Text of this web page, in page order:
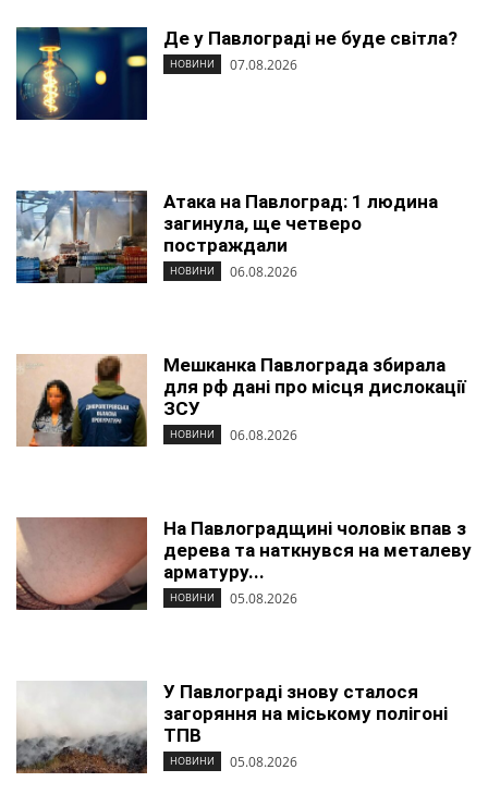
Де у Павлограді не буде світла?
НОВИНИ 07.08.2026
Атака на Павлоград: 1 людина
загинула, ще четверо
постраждали
НОВИНИ 06.08.2026
Мешканка Павлограда збирала
для рф дані про місця дислокації
ЗСУ
НОВИНИ 06.08.2026
На Павлоградщині чоловік впав з
дерева та наткнувся на металеву
арматуру...
НОВИНИ 05.08.2026
У Павлограді знову сталося
загоряння на міському полігоні
ТПВ
НОВИНИ 05.08.2026